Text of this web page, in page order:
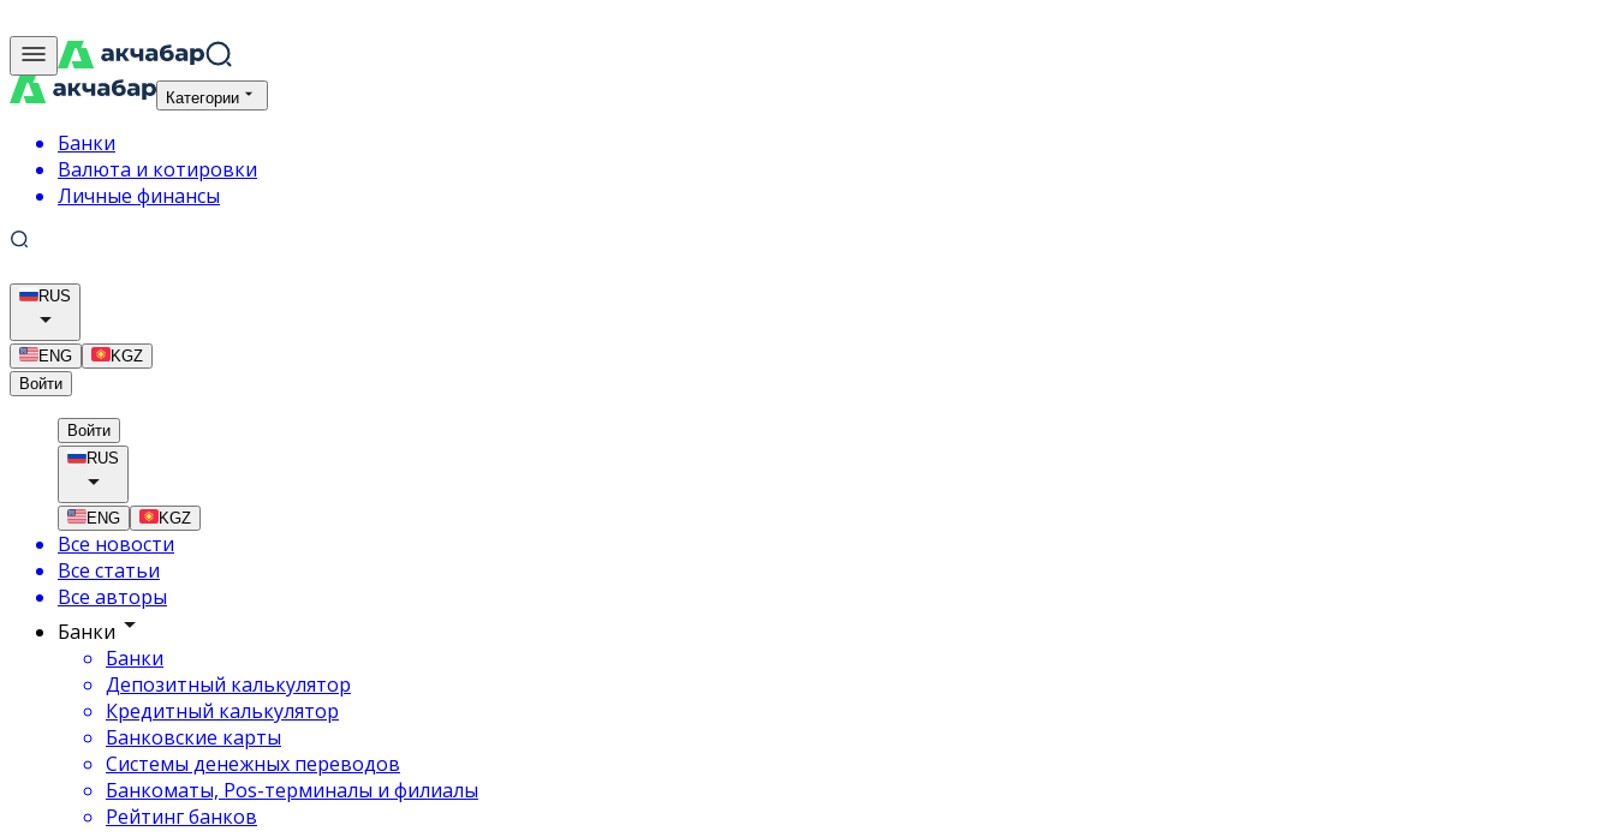
Категории
Банки
Валюта и котировки
Личные финансы
RUS
ENG
KGZ
Войти
Войти
RUS
ENG KGZ
Все новости
Все статьи
Все авторы
Банки
Банки
Депозитный калькулятор
Кредитный калькулятор
Банковские карты
Системы денежных переводов
Банкоматы, Pos-терминалы и филиалы
Рейтинг банков